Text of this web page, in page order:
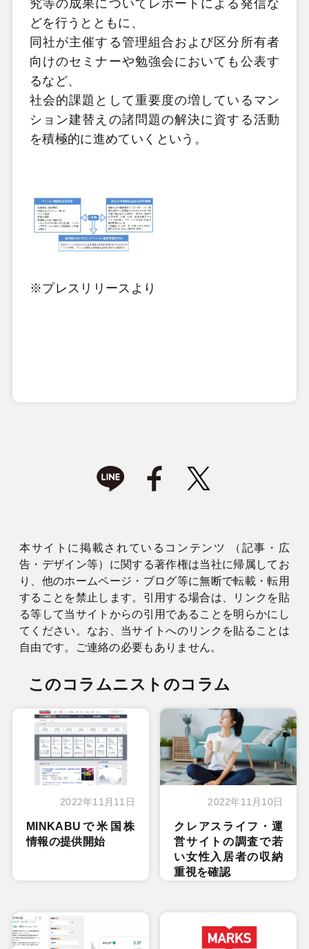
究等の成果についてレポートによる発信な
どを行うとともに、
同社が主催する管理組合および区分所有者
向けのセミナーや勉強会においても公表す
るなど、
社会的課題として重要度の増しているマン
ション建替えの諸問題の解決に資する活動
を積極的に進めていくという。
※プレスリリースより
本サイトに掲載されているコンテンツ （記事・広
告・デザイン等）に関する著作権は当社に帰属してお
り、他のホームページ・ブログ等に無断で転載・転用
することを禁止します。引用する場合は、リンクを貼
る等して当サイトからの引用であることを明らかにし
てください。なお、当サイトへのリンクを貼ることは
自由です。ご連絡の必要もありません。
このコラムニストのコラム
2022年11月11日
MINKABUで米国株
情報の提供開始
2022年11月10日
クレアスライフ・運
営サイトの調査で若
い女性入居者の収納
重視を確認